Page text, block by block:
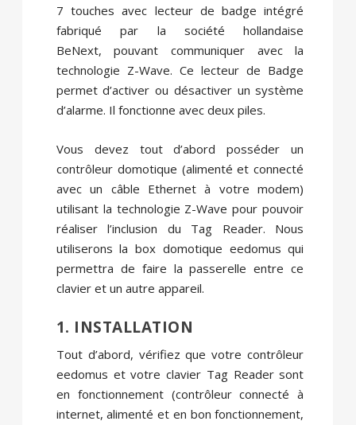
7 touches avec lecteur de badge intégré
fabriqué par la société hollandaise
BeNext, pouvant communiquer avec la
technologie Z-Wave. Ce lecteur de Badge
permet d’activer ou désactiver un système
d’alarme. Il fonctionne avec deux piles.
Vous devez tout d’abord posséder un
contrôleur domotique (alimenté et connecté
avec un câble Ethernet à votre modem)
utilisant la technologie Z-Wave pour pouvoir
réaliser l’inclusion du Tag Reader. Nous
utiliserons la box domotique eedomus qui
permettra de faire la passerelle entre ce
clavier et un autre appareil.
1. INSTALLATION
Tout d’abord, vérifiez que votre contrôleur
eedomus et votre clavier Tag Reader sont
en fonctionnement (contrôleur connecté à
internet, alimenté et en bon fonctionnement,